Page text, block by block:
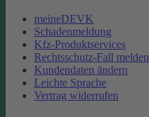
meineDEVK
Schadenmeldung
Kfz-Produktservices
Rechtsschutz-Fall melden
Kundendaten ändern
Leichte Sprache
Vertrag widerrufen